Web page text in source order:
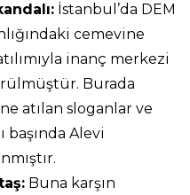
İstanbul’da DEM
cemevine
inanç merkezi
Burada
atılan sloganlar ve
Alevi
Buna karşın